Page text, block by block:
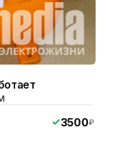
3500₽